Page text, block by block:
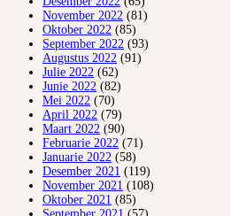
November 2022 (81)
Oktober 2022 (85)
September 2022 (93)
Augustus 2022 (91)
Julie 2022 (62)
Junie 2022 (82)
Mei 2022 (70)
April 2022 (79)
Maart 2022 (90)
Februarie 2022 (71)
Januarie 2022 (58)
Desember 2021 (119)
November 2021 (108)
Oktober 2021 (85)